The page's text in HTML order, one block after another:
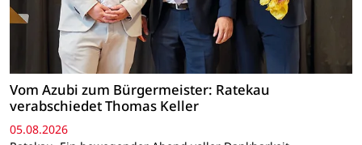
Vom Azubi zum Bürgermeister: Ratekau
verabschiedet Thomas Keller
05.08.2026